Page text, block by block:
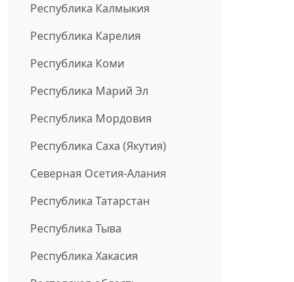
Республика Калмыкия
Республика Карелия
Республика Коми
Республика Марий Эл
Республика Мордовия
Республика Саха (Якутия)
Северная Осетия-Алания
Республика Татарстан
Республика Тыва
Республика Хакасия